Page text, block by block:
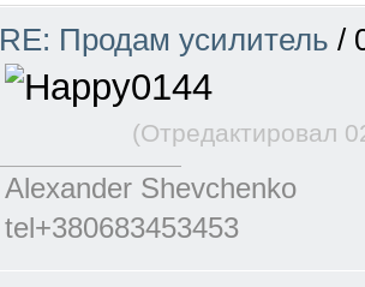
RE: Продам усилитель /
(Отредактировал
Alexander Shevchenko
tel+380683453453